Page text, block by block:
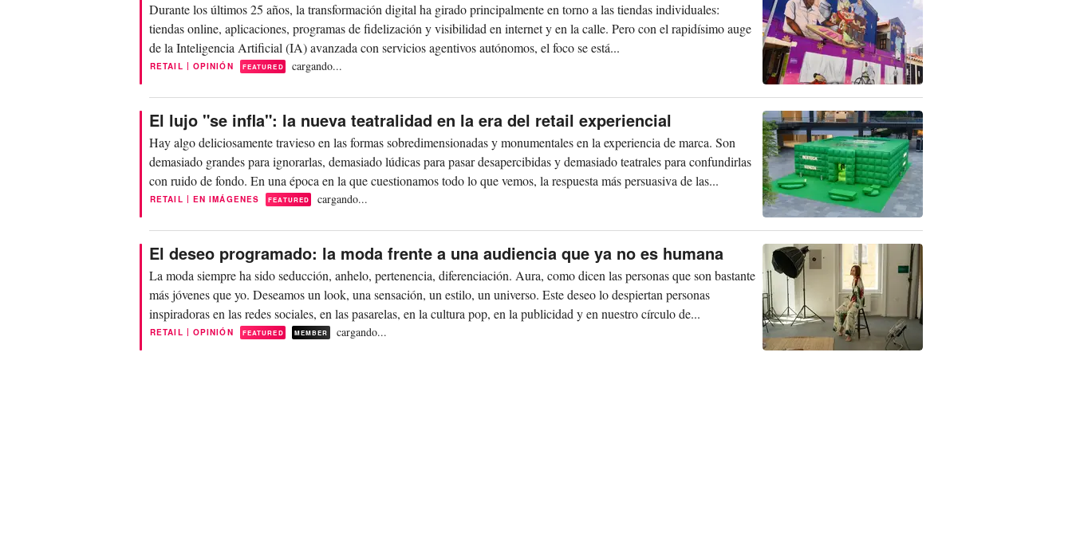
Durante los últimos 25 años, la transformación digital ha girado principalmente en torno a las tiendas individuales:
tiendas online, aplicaciones, programas de fidelización y visibilidad en internet y en la calle. Pero con el rapidísimo auge
de la Inteligencia Artificial (IA) avanzada con servicios agentivos autónomos, el foco se está...
RETAIL | OPINIÓN FEATURED cargando...
El lujo "se infla": la nueva teatralidad en la era del retail experiencial
Hay algo deliciosamente travieso en las formas sobredimensionadas y monumentales en la experiencia de marca. Son
demasiado grandes para ignorarlas, demasiado lúdicas para pasar desapercibidas y demasiado teatrales para confundirlas
con ruido de fondo. En una época en la que cuestionamos todo lo que vemos, la respuesta más persuasiva de las...
RETAIL | EN IMÁGENES FEATURED cargando...
El deseo programado: la moda frente a una audiencia que ya no es humana
La moda siempre ha sido seducción, anhelo, pertenencia, diferenciación. Aura, como dicen las personas que son bastante
más jóvenes que yo. Deseamos un look, una sensación, un estilo, un universo. Este deseo lo despiertan personas
inspiradoras en las redes sociales, en las pasarelas, en la cultura pop, en la publicidad y en nuestro círculo de...
RETAIL | OPINIÓN FEATURED MEMBER cargando...